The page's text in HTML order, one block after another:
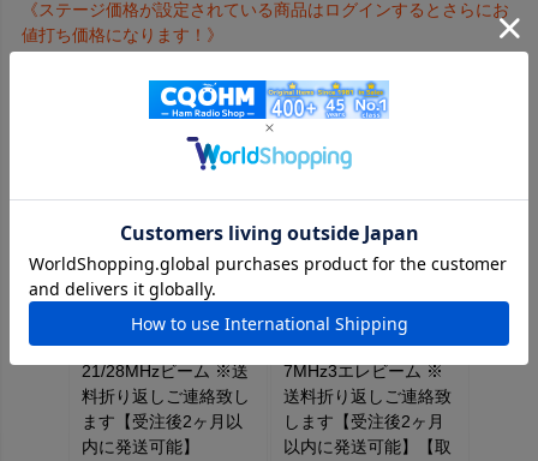
《ステージ価格が設定されている商品はログインするとさらにお
値打ち価格になります！》
【メーカー直送/送料実
費】【受注生産】
218A （218A)
21/28MHzビーム ※送
料折り返しご連絡致し
ます【受注後2ヶ月以
内に発送可能】
費】【受注生産】A-
340SII(A-340S2)
7MHz3エレビーム ※
送料折り返しご連絡致
します【受注後2ヶ月
以内に発送可能】【取